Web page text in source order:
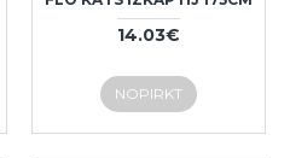
14.03€
NOPIRKT